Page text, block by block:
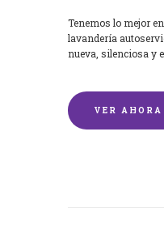
Tenemos lo mejor
lavandería
nueva, silenciosa y
VER AHORA